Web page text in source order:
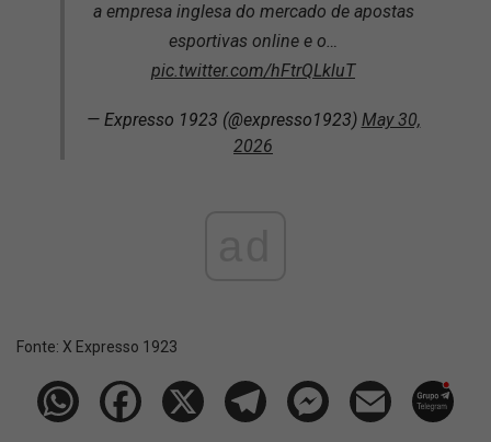
a empresa inglesa do mercado de apostas
esportivas online e o…
pic.twitter.com/hFtrQLkluT
— Expresso 1923 (@expresso1923) May 30,
2026
Fonte: X Expresso 1923